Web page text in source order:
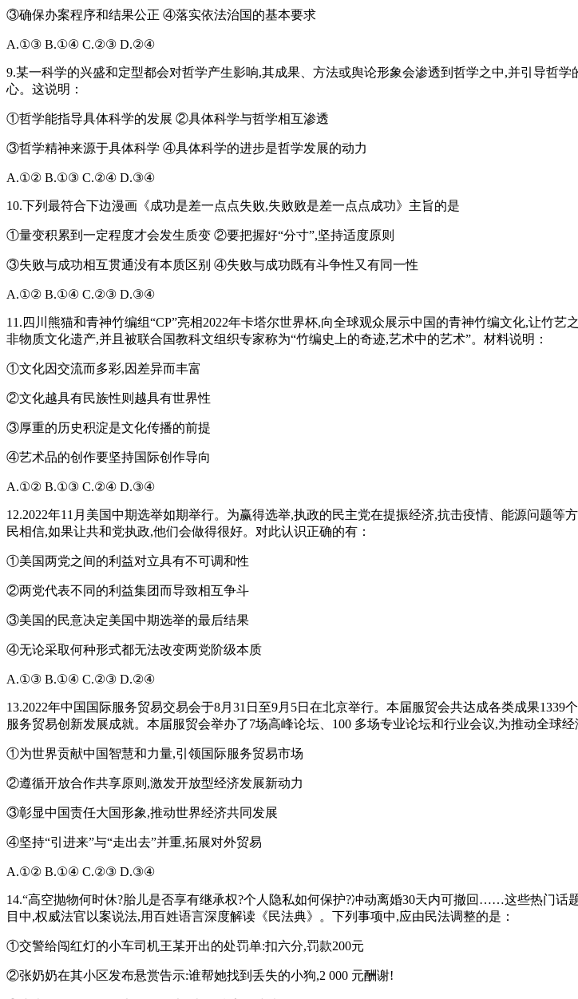
③确保办案程序和结果公正 ④落实依法治国的基本要求
A.①③ B.①④ C.②③ D.②④
9.某一科学的兴盛和定型都会对哲学产生影响,其成果、方法或舆论形象会渗透到哲学之中,并引导哲
心。这说明：
①哲学能指导具体科学的发展 ②具体科学与哲学相互渗透
③哲学精神来源于具体科学 ④具体科学的进步是哲学发展的动力
A.①② B.①③ C.②④ D.③④
10.下列最符合下边漫画《成功是差一点点失败,失败败是差一点点成功》主旨的是
①量变积累到一定程度才会发生质变 ②要把握好“分寸”,坚持适度原则
③失败与成功相互贯通没有本质区别 ④失败与成功既有斗争性又有同一性
A.①② B.①④ C.②③ D.③④
11.四川熊猫和青神竹编组“CP”亮相2022年卡塔尔世界杯,向全球观众展示中国的青神竹编文化,让竹
非物质文化遗产,并且被联合国教科文组织专家称为“竹编史上的奇迹,艺术中的艺术”。材料说明：
①文化因交流而多彩,因差异而丰富
②文化越具有民族性则越具有世界性
③厚重的历史积淀是文化传播的前提
④艺术品的创作要坚持国际创作导向
A.①② B.①③ C.②④ D.③④
12.2022年11月美国中期选举如期举行。为赢得选举,执政的民主党在提振经济,抗击疫情、能源问题
民相信,如果让共和党执政,他们会做得很好。对此认识正确的有：
①美国两党之间的利益对立具有不可调和性
②两党代表不同的利益集团而导致相互争斗
③美国的民意决定美国中期选举的最后结果
④无论采取何种形式都无法改变两党阶级本质
A.①③ B.①④ C.②③ D.②④
13.2022年中国国际服务贸易交易会于8月31日至9月5日在北京举行。本届服贸会共达成各类成果
服务贸易创新发展成就。本届服贸会举办了7场高峰论坛、100 多场专业论坛和行业会议,为推动全球
①为世界贡献中国智慧和力量,引领国际服务贸易市场
②遵循开放合作共享原则,激发开放型经济发展新动力
③彰显中国责任大国形象,推动世界经济共同发展
④坚持“引进来”与“走出去”并重,拓展对外贸易
A.①② B.①④ C.②③ D.③④
14.“高空抛物何时休?胎儿是否享有继承权?个人隐私如何保护?冲动离婚30天内可撤回……这些热门话
目中,权威法官以案说法,用百姓语言深度解读《民法典》。下列事项中,应由民法调整的是：
①交警给闯红灯的小车司机王某开出的处罚单:扣六分,罚款200元
②张奶奶在其小区发布悬赏告示:谁帮她找到丢失的小狗,2 000 元酬谢!